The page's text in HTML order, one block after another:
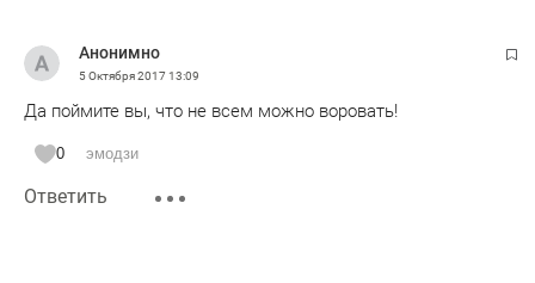
Анонимно
5 Октября 201713:09
Да поймите вы, что не всем можно воровать!
0 эмодзи
Ответить